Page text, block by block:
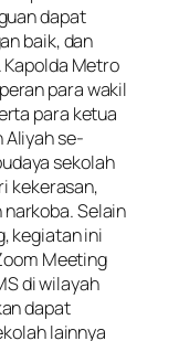
dapat
baik, dan
Metro
para wakil
para ketua
Aliyah se-
sekolah
kekerasan,
Selain
kegiatan ini
Meeting
di wilayah
dapat
lainnya